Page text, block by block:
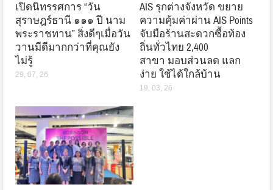
เปิดนิทรรศการ “วัน
สุราษฎร์ธานี ๑๑๑ ปี นาม
พระราชทาน” สิ่งดีๆเมื่อวัน
วานมีดีมากกว่าที่คุณยัง
ไม่รู้
29, 07, 26
AIS รุกต่างจังหวัด ขยาย
ความคุ้มค่าผ่าน AIS Points
จับมือร้านสะดวกซื้อท้อง
ถิ่นทั่วไทย 2,400
สาขา มอบส่วนลด แลก
ง่าย ใช้ได้ใกล้บ้าน
19, 03, 26